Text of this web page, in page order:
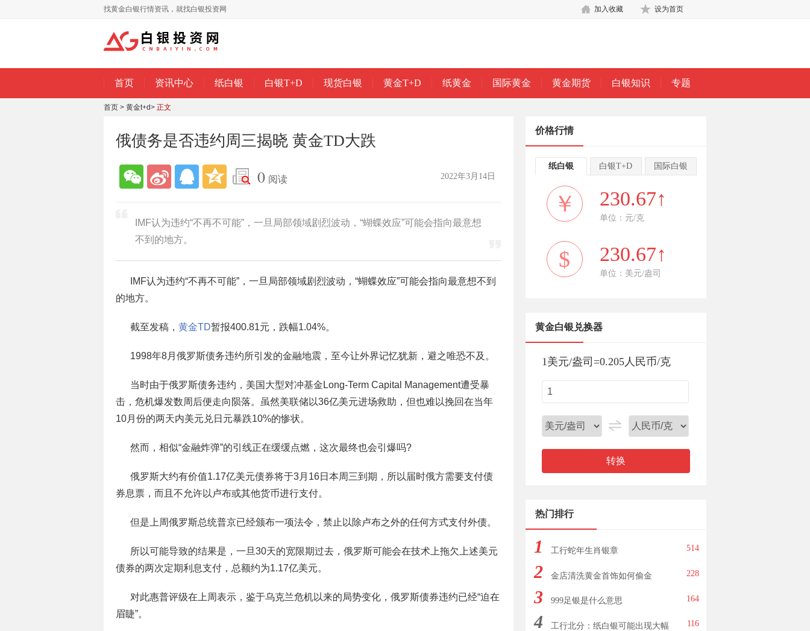
找黄金白银行情资讯，就找白银投资网 设为首页
加入收藏
首页 资讯中心 纸白银 白银T+D 现货白银 黄金T+D 纸黄金 国际黄金 黄金期货 白银知识 专题
首页 > 黄金t+d> 正文
俄债务是否违约周三揭晓 黄金TD大跌
0 阅读 2022年3月14日
IMF认为违约“不再不可能”，一旦局部领域剧烈波动，“蝴蝶效应”可能会指向最意想
不到的地方。
IMF认为违约“不再不可能”，一旦局部领域剧烈波动，“蝴蝶效应”可能会指向最意想不到
的地方。
截至发稿， 黄金TD暂报400.81元，跌幅1.04%。
1998年8月俄罗斯债务违约所引发的金融地震，至今让外界记忆犹新，避之唯恐不及。
当时由于俄罗斯债务违约，美国大型对冲基金Long-Term Capital Management遭受暴
击，危机爆发数周后便走向陨落。虽然美联储以36亿美元进场救助，但也难以挽回在当年
10月份的两天内美元兑日元暴跌10%的惨状。
然而，相似“金融炸弹”的引线正在缓缓点燃，这次最终也会引爆吗?
俄罗斯大约有价值1.17亿美元债券将于3月16日本周三到期，所以届时俄方需要支付债
券息票，而且不允许以卢布或其他货币进行支付。
但是上周俄罗斯总统普京已经颁布一项法令，禁止以除卢布之外的任何方式支付外债。
所以可能导致的结果是，一旦30天的宽限期过去，俄罗斯可能会在技术上拖欠上述美元
债券的两次定期利息支付，总额约为1.17亿美元。
对此惠普评级在上周表示，鉴于乌克兰危机以来的局势变化，俄罗斯债券违约已经“迫在
眉睫”。
价格行情
纸白银 白银T+D 国际白银
￥ 230.67↑
单位：元/克
$ 230.67↑
单位：美元/盎司
黄金白银兑换器
1美元/盎司 =0.205人民币/克
转换
热门排行
1 工行蛇年生肖银章 514
2 金店清洗黄金首饰如何偷金 228
3 999足银是什么意思 164
4 工行北分：纸白银可能出现大幅 116